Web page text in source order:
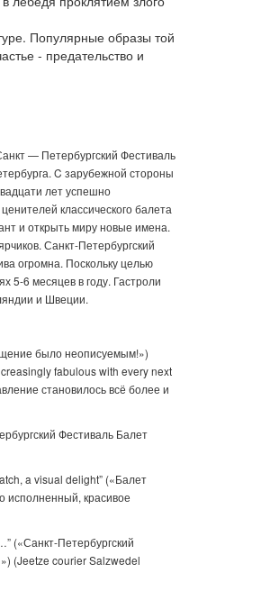
Популярные образы той
- предательство и
— Петербургский Фестиваль
C зарубежной стороны
лет успешно
классического балета
и открыть миру новые имена.
Санкт-Петербургский
огромна. Поскольку целью
5-6 месяцев в году. Гастроли
и Швеции.
было неописуемым!»)
fabulous with every next
становилось всё более и
Фестиваль Балет
a visual delight” («Балет
исполненный, красивое
(«Санкт-Петербургский
(Jeetze courier Salzwedel